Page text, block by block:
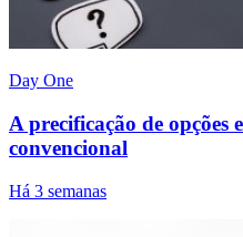
Day One
A precificação de opções
convencional
Há 3 semanas